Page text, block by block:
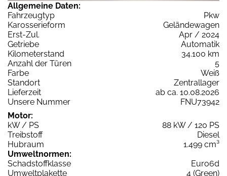
Allgemeine Daten:
Fahrzeugtyp
Pkw
Karosserieform
Geländewagen
Erst-Zul.
Apr / 2024
Getriebe
Automatik
Kilometerstand
34.100 km
Anzahl der Türen
5
Farbe
Weiß
Standort
Zentrallager
Lieferzeit
ab ca. 10.08.2026
Unsere Nummer
FNU73942
Motor:
kW / PS
88 kW / 120 PS
Treibstoff
Diesel
Hubraum
1.499 cm³
Umweltnormen:
Schadstoffklasse
Euro6d
Umweltplakette
4 (Green)